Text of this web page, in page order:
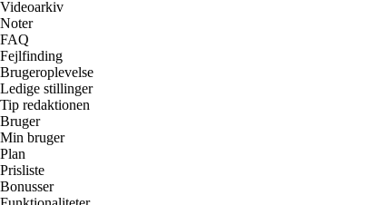
Videoarkiv
Noter
FAQ
Fejlfinding
Brugeroplevelse
Ledige stillinger
Tip redaktionen
Bruger
Min bruger
Plan
Prisliste
Bonusser